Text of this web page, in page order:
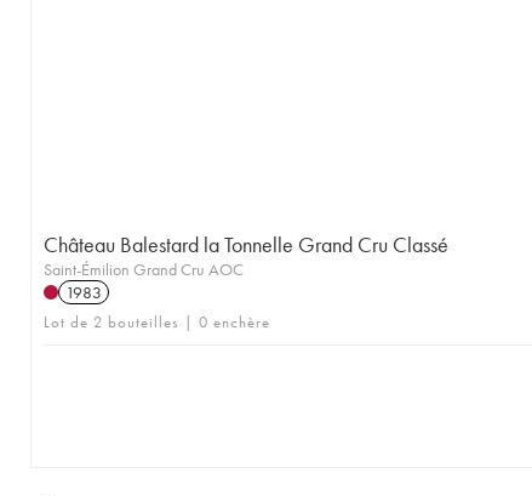
Château Balestard la Tonnelle Grand Cru Classé
Saint-Émilion Grand Cru AOC
1983
Lot de 2 bouteilles | 0 enchère